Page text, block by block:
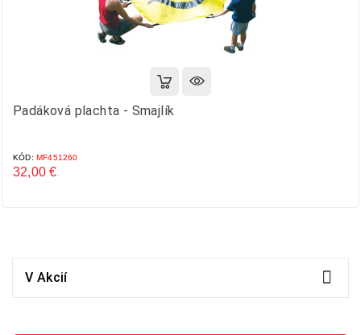
Padáková plachta - Smajlík
KÓD: MF451260
32,00 €
V Akcií 